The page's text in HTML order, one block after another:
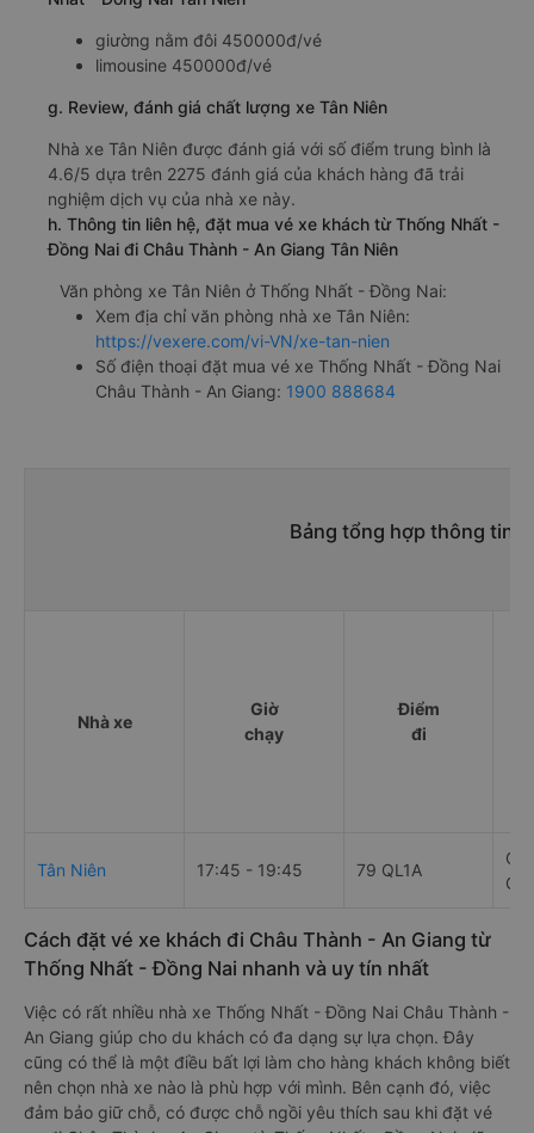
giường nằm đôi 450000đ/vé
limousine 450000đ/vé
g. Review, đánh giá chất lượng xe Tân Niên
Nhà xe Tân Niên được đánh giá với số điểm trung bình là
4.6/5 dựa trên 2275 đánh giá của khách hàng đã trải
nghiệm dịch vụ của nhà xe này.
h. Thông tin liên hệ, đặt mua vé xe khách từ Thống Nhất -
Đồng Nai đi Châu Thành - An Giang Tân Niên
Văn phòng xe Tân Niên ở Thống Nhất - Đồng Nai:
Xem địa chỉ văn phòng nhà xe Tân Niên:
https://vexere.com/vi-VN/xe-tan-nien
Số điện thoại đặt mua vé xe Thống Nhất - Đồng Nai
Châu Thành - An Giang: 1900 888684
Bảng tổng hợp thông tin
Nhà xe
Giờ
chạy
Điểm
đi
Tân Niên 17:45 - 19:45 79 QL1A
Cách đặt vé xe khách đi Châu Thành - An Giang từ
Thống Nhất - Đồng Nai nhanh và uy tín nhất
Việc có rất nhiều nhà xe Thống Nhất - Đồng Nai Châu Thành -
An Giang giúp cho du khách có đa dạng sự lựa chọn. Đây
cũng có thể là một điều bất lợi làm cho hàng khách không biết
nên chọn nhà xe nào là phù hợp với mình. Bên cạnh đó, việc
đảm bảo giữ chỗ, có được chỗ ngồi yêu thích sau khi đặt vé